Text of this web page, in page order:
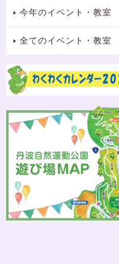
今年のイベント・教室
全てのイベント・教室